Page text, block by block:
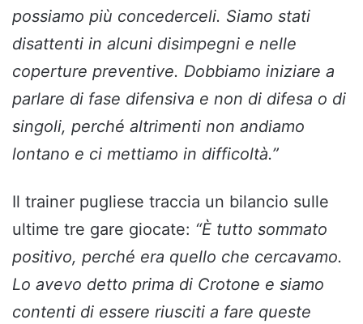
possiamo più concederceli. Siamo stati
disattenti in alcuni disimpegni e nelle
coperture preventive. Dobbiamo iniziare a
parlare di fase difensiva e non di difesa o di
singoli, perché altrimenti non andiamo
lontano e ci mettiamo in difficoltà.”
Il trainer pugliese traccia un bilancio sulle
ultime tre gare giocate: “È tutto sommato
positivo, perché era quello che cercavamo.
Lo avevo detto prima di Crotone e siamo
contenti di essere riusciti a fare queste